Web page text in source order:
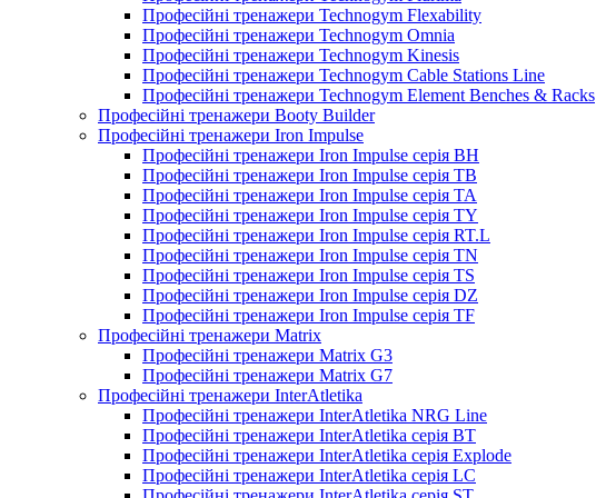
Професійні тренажери Technogym Flexability
Професійні тренажери Technogym Omnia
Професійні тренажери Technogym Kinesis
Професійні тренажери Technogym Cable Stations Line
Професійні тренажери Technogym Element Benches & Racks
Професійні тренажери Booty Builder
Професійні тренажери Iron Impulse
Професійні тренажери Iron Impulse серія BH
Професійні тренажери Iron Impulse серія TB
Професійні тренажери Iron Impulse серія TA
Професійні тренажери Iron Impulse серія TY
Професійні тренажери Iron Impulse серія RT.L
Професійні тренажери Iron Impulse серія TN
Професійні тренажери Iron Impulse серія TS
Професійні тренажери Iron Impulse серія DZ
Професійні тренажери Iron Impulse серія TF
Професійні тренажери Matrix
Професійні тренажери Matrix G3
Професійні тренажери Matrix G7
Професійні тренажери InterAtletika
Професійні тренажери InterAtletika NRG Line
Професійні тренажери InterAtletika серія BT
Професійні тренажери InterAtletika серія Explode
Професійні тренажери InterAtletika серія LC